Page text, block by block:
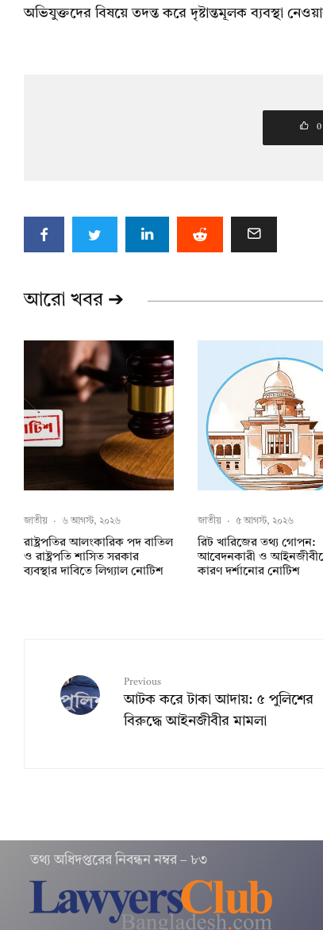
অভিযুক্তদের বিষয়ে তদন্ত করে দৃষ্টান্তমূলক ব্যবস্থা
0
আরো খবর ➔
জাতীয় · ৬ আগস্ট, ২০২৬
রাষ্ট্রপতির আলংকারিক পদ বাতিল
ও রাষ্ট্রপতি শাসিত সরকার
ব্যবস্থার দাবিতে লিগ্যাল নোটিশ
জাতীয় · ৫ আগস্ট, ২০২৬
রিট খারিজের তথ্য গোপন:
আবেদনকারী ও
কারণ দর্শানোর নোটিশ
Previous
আটক করে টাকা আদায়: ৫ পুলিশের
বিরুদ্ধে আইনজীবীর মামলা
তথ‌্য অ‌ধিদপ্ত‌রের নিবন্ধন নম্বর – ৮৩